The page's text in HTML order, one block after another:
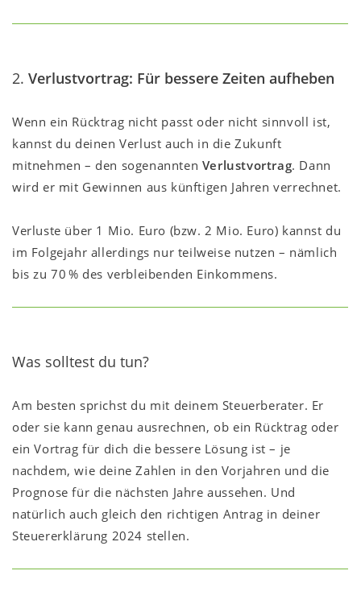
2. Verlustvortrag: Für bessere Zeiten aufheben
Wenn ein Rücktrag nicht passt oder nicht sinnvoll ist,
kannst du deinen Verlust auch in die Zukunft
mitnehmen – den sogenannten Verlustvortrag. Dann
wird er mit Gewinnen aus künftigen Jahren verrechnet.
Verluste über 1 Mio. Euro (bzw. 2 Mio. Euro) kannst du
im Folgejahr allerdings nur teilweise nutzen – nämlich
bis zu 70 % des verbleibenden Einkommens.
Was solltest du tun?
Am besten sprichst du mit deinem Steuerberater. Er
oder sie kann genau ausrechnen, ob ein Rücktrag oder
ein Vortrag für dich die bessere Lösung ist – je
nachdem, wie deine Zahlen in den Vorjahren und die
Prognose für die nächsten Jahre aussehen. Und
natürlich auch gleich den richtigen Antrag in deiner
Steuererklärung 2024 stellen.